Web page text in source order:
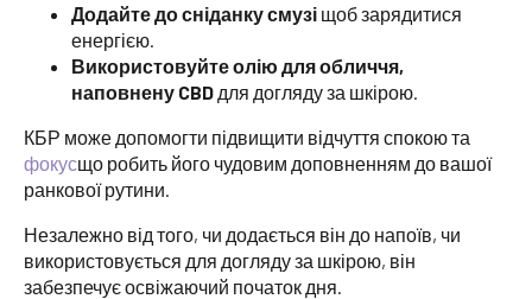
Додайте до сніданку смузі щоб зарядитися
енергією.
Використовуйте олію для обличчя,
наповнену CBD для догляду за шкірою.
КБР може допомогти підвищити відчуття спокою та
фокусщо робить його чудовим доповненням до вашої
ранкової рутини.
Незалежно від того, чи додається він до напоїв, чи
використовується для догляду за шкірою, він
забезпечує освіжаючий початок дня.